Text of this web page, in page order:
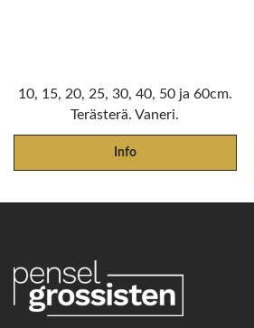
10, 15, 20, 25, 30, 40, 50 ja 60cm.
Terästerä. Vaneri.
Info